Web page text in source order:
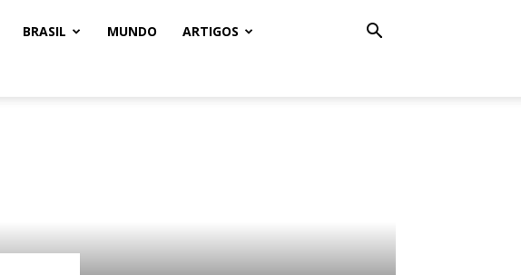
BRASIL MUNDO ARTIGOS